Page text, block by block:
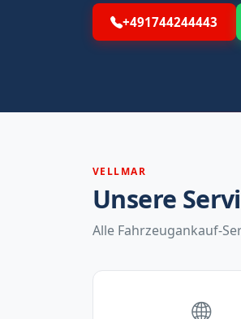
+491744244443
VELLMAR
Unsere
Alle Fahrzeugankauf-